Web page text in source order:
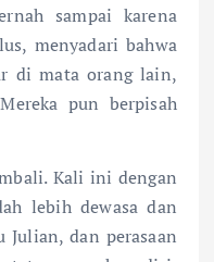
sampai karena
menyadari bahwa
di mata orang lain,
pun berpisah
Kali ini dengan
lebih dewasa dan
dan perasaan